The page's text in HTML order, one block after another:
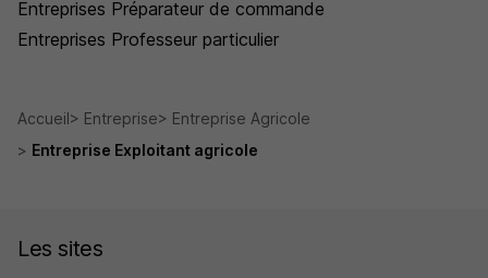
Entreprises Préparateur de commande
Entreprises Professeur particulier
Accueil Entreprise
Entreprise Agricole
Entreprise Exploitant agricole
Les sites